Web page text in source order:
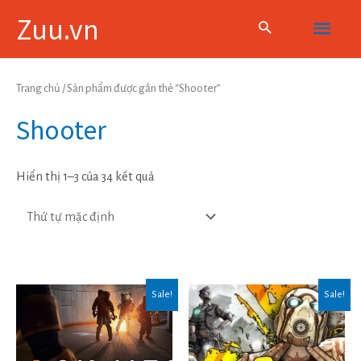
Zuu.vn
Main
Menu
Trang chủ / Sản phẩm được gắn thẻ “Shooter”
Shooter
Hiển thị 1–3 của 34 kết quả
Sale! Sale!